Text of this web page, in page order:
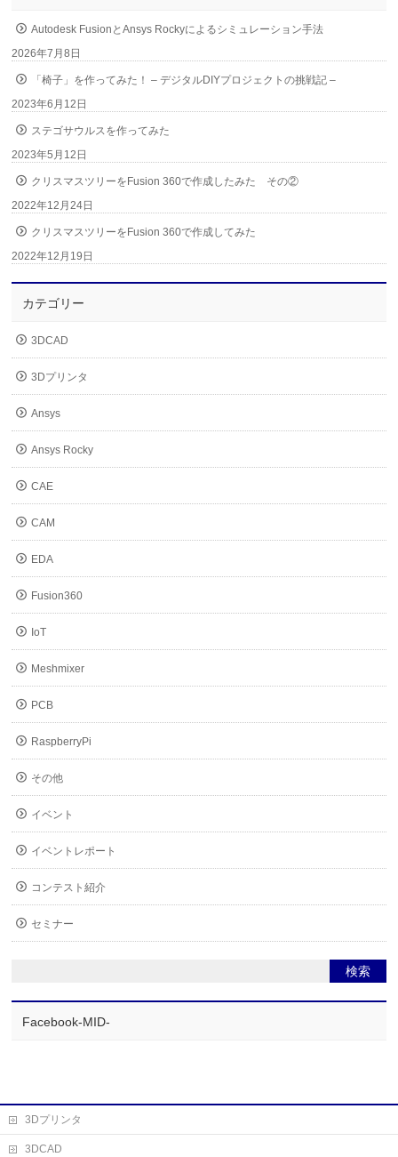
Autodesk FusionとAnsys Rockyによるシミュレーション手法
2026年7月8日
「椅子」を作ってみた！ – デジタルDIYプロジェクトの挑戦記 –
2023年6月12日
ステゴサウルスを作ってみた
2023年5月12日
クリスマスツリーをFusion 360で作成したみた その②
2022年12月24日
クリスマスツリーをFusion 360で作成してみた
2022年12月19日
カテゴリー
3DCAD
3Dプリンタ
Ansys
Ansys Rocky
CAE
CAM
EDA
Fusion360
IoT
Meshmixer
PCB
RaspberryPi
その他
イベント
イベントレポート
コンテスト紹介
セミナー
Facebook-MID-
3Dプリンタ
3DCAD